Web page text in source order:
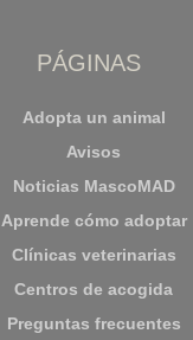
PÁGINAS
Adopta un animal
Avisos
Noticias MascoMAD
Aprende cómo adoptar
Clínicas veterinarias
Centros de acogida
Preguntas frecuentes